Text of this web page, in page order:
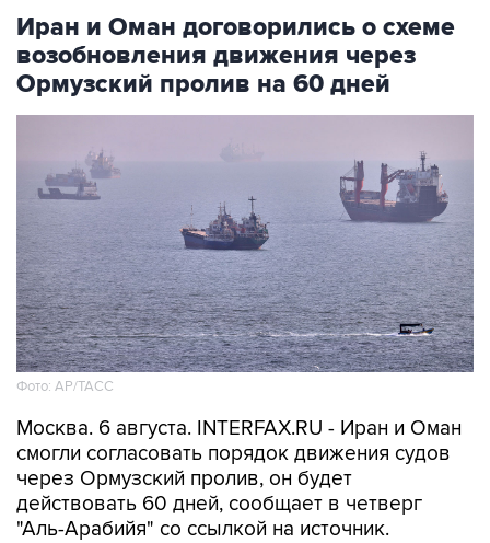
Иран и Оман договорились о схеме
возобновления движения через
Ормузский пролив на 60 дней
Фото: AP/ТАСС
Москва. 6 августа. INTERFAX.RU - Иран и Оман
смогли согласовать порядок движения судов
через Ормузский пролив, он будет
действовать 60 дней, сообщает в четверг
"Аль-Арабийя" со ссылкой на источник.